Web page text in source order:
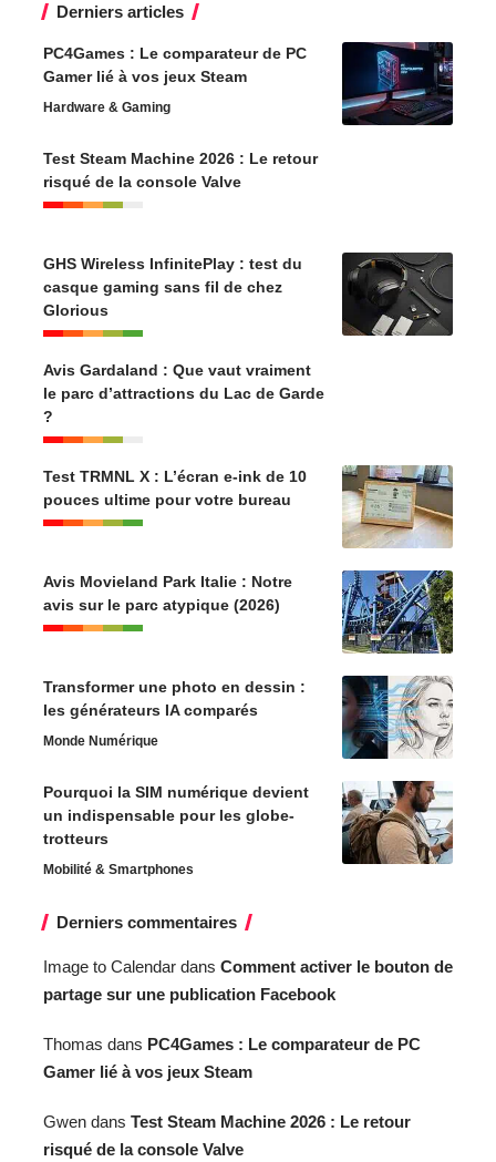
Derniers articles
PC4Games : Le comparateur de PC
Gamer lié à vos jeux Steam
Hardware & Gaming
Test Steam Machine 2026 : Le retour
risqué de la console Valve
GHS Wireless InfinitePlay : test du
casque gaming sans fil de chez
Glorious
Avis Gardaland : Que vaut vraiment
le parc d’attractions du Lac de Garde
?
Test TRMNL X : L’écran e-ink de 10
pouces ultime pour votre bureau
Avis Movieland Park Italie : Notre
avis sur le parc atypique (2026)
Transformer une photo en dessin :
les générateurs IA comparés
Monde Numérique
Pourquoi la SIM numérique devient
un indispensable pour les globe-
trotteurs
Mobilité & Smartphones
Derniers commentaires
Image to Calendar dans Comment activer le bouton de
partage sur une publication Facebook
Thomas dans PC4Games : Le comparateur de PC
Gamer lié à vos jeux Steam
Gwen dans Test Steam Machine 2026 : Le retour
risqué de la console Valve